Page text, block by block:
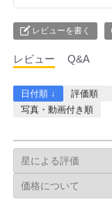
レビューを書く
レビュー Q&A
日付順 ↓ 評価順
写真・動画付き順